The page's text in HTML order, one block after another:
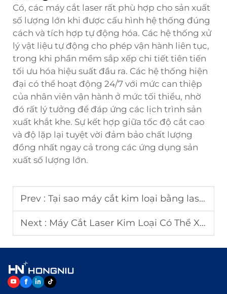
Có, các máy cắt laser rất phù hợp cho sản xuất
số lượng lớn khi được cấu hình hệ thống đúng
cách và tích hợp tự động hóa. Các hệ thống xử
lý vật liệu tự động cho phép vận hành liên tục,
trong khi phần mềm sắp xếp chi tiết tiên tiến
tối ưu hóa hiệu suất đầu ra. Các hệ thống hiện
đại có thể hoạt động 24/7 với mức can thiệp
của nhân viên vận hành ở mức tối thiểu, nhờ
đó rất lý tưởng để đáp ứng các lịch trình sản
xuất khắt khe. Sự kết hợp giữa tốc độ cắt cao
và độ lặp lại tuyệt vời đảm bảo chất lượng
đồng nhất ngay cả trong các ứng dụng sản
xuất số lượng lớn.
Prev : Tại sao máy cắt kim loại bằng laser cải thiện hiệu suất cắt?
Next : Máy Cắt Laser Kim Loại Có Thể Xử Lý Độ Dày Bao Nhiêu?